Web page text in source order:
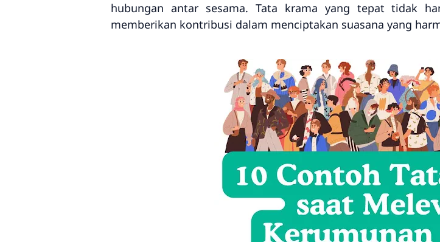
hubungan antar sesama. Tata krama yang tepat tidak
memberikan kontribusi dalam menciptakan suasana yang